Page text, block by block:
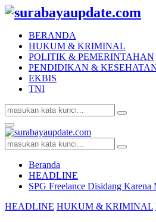
BERANDA
HUKUM & KRIMINAL
POLITIK & PEMERINTAHAN
PENDIDIKAN &
EKBIS
TNI
Search
for:
Search
Facebook
Twitter
Youtube
Primary
Menu
Search
for:
Search
Beranda
HEADLINE
SPG Freelance Disidang Karena
HEADLINE HUKUM & KRIMINAL